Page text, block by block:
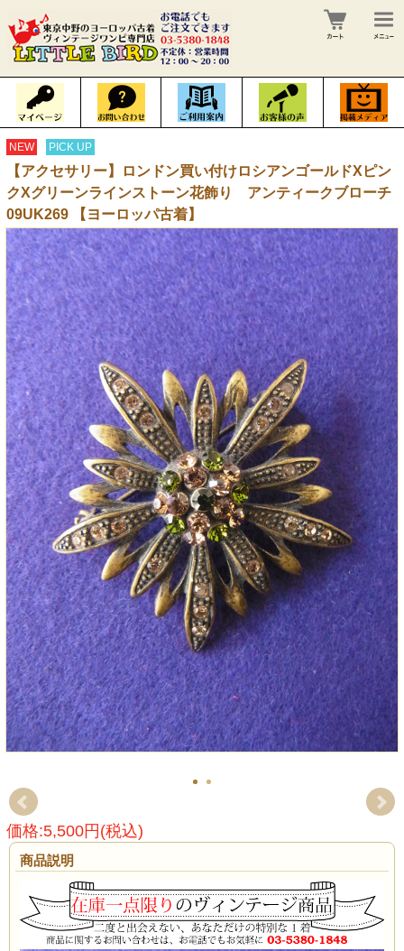
NEW PICK UP
【アクセサリー】ロンドン買い付けロシアンゴールドXピン
クXグリーンラインストーン花飾り アンティークブローチ
09UK269 【ヨーロッパ古着】
価格:5,500円(税込)
商品説明